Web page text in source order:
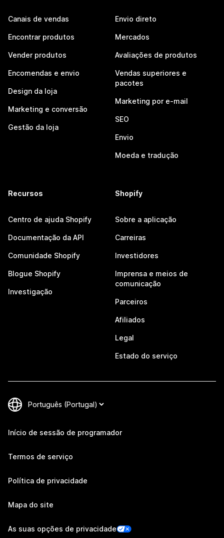
Canais de vendas
Encontrar produtos
Vender produtos
Encomendas e envio
Design da loja
Marketing e conversão
Gestão da loja
Envio direto
Mercados
Avaliações de produtos
Vendas superiores e
pacotes
Marketing por e-mail
SEO
Envio
Moeda e tradução
Recursos
Centro de ajuda Shopify
Documentação da API
Comunidade Shopify
Blogue Shopify
Investigação
Shopify
Sobre a aplicação
Carreiras
Investidores
Imprensa e meios de
comunicação
Parceiros
Afiliados
Legal
Estado do serviço
Início de sessão de programador
Termos de serviço
Política de privacidade
Mapa do site
As suas opções de privacidade